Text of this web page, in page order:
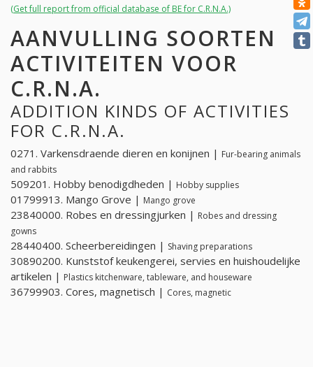
(Get full report from official database of BE for C.R.N.A.)
AANVULLING SOORTEN
ACTIVITEITEN VOOR
C.R.N.A.
ADDITION KINDS OF ACTIVITIES
FOR C.R.N.A.
0271. Varkensdraende dieren en konijnen | Fur-bearing animals
and rabbits
509201. Hobby benodigdheden | Hobby supplies
01799913. Mango Grove | Mango grove
23840000. Robes en dressingjurken | Robes and dressing
gowns
28440400. Scheerbereidingen | Shaving preparations
30890200. Kunststof keukengerei, servies en huishoudelijke
artikelen | Plastics kitchenware, tableware, and houseware
36799903. Cores, magnetisch | Cores, magnetic